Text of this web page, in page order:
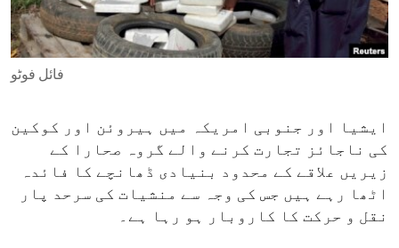
ENVIRONMENT AND HEALTH
IDEALS AND INSTITUTIONS
فائل فوٹو
ایشیا اور جنوبی امریکہ میں ہیروئن اور کوکین
کی ناجائز تجارت کرنے والے گروہ صحارا کے
زیریں علاقے کے محدود بنیادی ڈھانچے کا فائدہ
اٹھا رہے ہیں جس کی وجہ سے منشیات کی سرحد پار
نقل و حرکت کا کاروبار ہو رہا ہے۔